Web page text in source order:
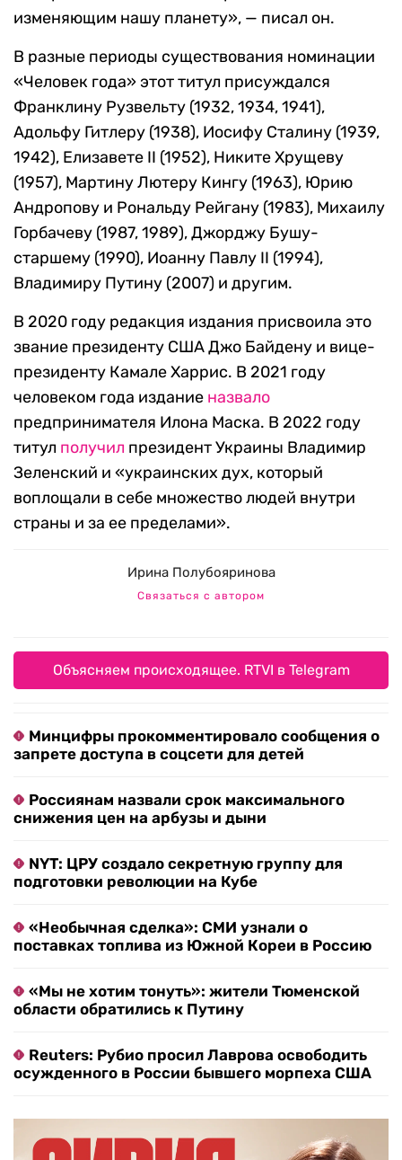
изменяющим нашу планету», — писал он.
В разные периоды существования номинации
«Человек года» этот титул присуждался
Франклину Рузвельту (1932, 1934, 1941),
Адольфу Гитлеру (1938), Иосифу Сталину (1939,
1942), Елизавете II (1952), Никите Хрущеву
(1957), Мартину Лютеру Кингу (1963), Юрию
Андропову и Рональду Рейгану (1983), Михаилу
Горбачеву (1987, 1989), Джорджу Бушу-
старшему (1990), Иоанну Павлу II (1994),
Владимиру Путину (2007) и другим.
В 2020 году редакция издания присвоила это
звание президенту США Джо Байдену и вице-
президенту Камале Харрис. В 2021 году
человеком года издание назвало
предпринимателя Илона Маска. В 2022 году
титул получил президент Украины Владимир
Зеленский и «украинских дух, который
воплощали в себе множество людей внутри
страны и за ее пределами».
Ирина Полубояринова
Связаться с автором
Объясняем происходящее. RTVI в Telegram
Минцифры прокомментировало сообщения о
запрете доступа в соцсети для детей
Россиянам назвали срок максимального
снижения цен на арбузы и дыни
NYT: ЦРУ создало секретную группу для
подготовки революции на Кубе
«Необычная сделка»: СМИ узнали о
поставках топлива из Южной Кореи в Россию
«Мы не хотим тонуть»: жители Тюменской
области обратились к Путину
Reuters: Рубио просил Лаврова освободить
осужденного в России бывшего морпеха США